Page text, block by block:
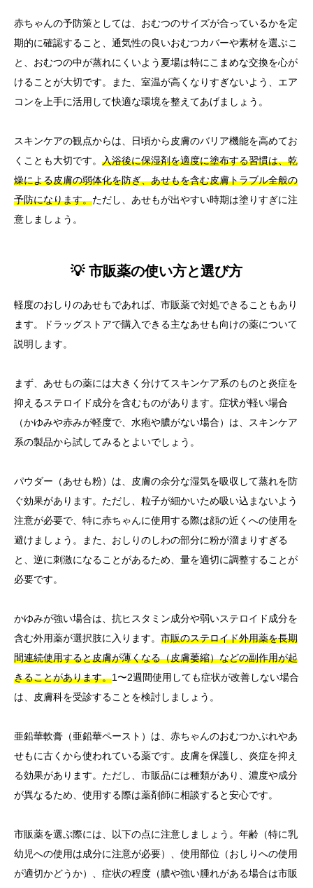
赤ちゃんの予防策としては、おむつのサイズが合っているかを定
期的に確認すること、通気性の良いおむつカバーや素材を選ぶこ
と、おむつの中が蒸れにくいよう夏場は特にこまめな交換を心が
けることが大切です。また、室温が高くなりすぎないよう、エア
コンを上手に活用して快適な環境を整えてあげましょう。
スキンケアの観点からは、日頃から皮膚のバリア機能を高めてお
くことも大切です。 入浴後に保湿剤を適度に塗布する習慣は、乾
燥による皮膚の弱体化を防ぎ、あせもを含む皮膚トラブル全般の
予防になります。ただし、あせもが出やすい時期は塗りすぎに注
意しましょう。
💡 市販薬の使い方と選び方
軽度のおしりのあせもであれば、市販薬で対処できることもあり
ます。ドラッグストアで購入できる主なあせも向けの薬について
説明します。
まず、あせもの薬には大きく分けてスキンケア系のものと炎症を
抑えるステロイド成分を含むものがあります。症状が軽い場合
（かゆみや赤みが軽度で、水疱や膿がない場合）は、スキンケア
系の製品から試してみるとよいでしょう。
パウダー（あせも粉）は、皮膚の余分な湿気を吸収して蒸れを防
ぐ効果があります。ただし、粒子が細かいため吸い込まないよう
注意が必要で、特に赤ちゃんに使用する際は顔の近くへの使用を
避けましょう。また、おしりのしわの部分に粉が溜まりすぎる
と、逆に刺激になることがあるため、量を適切に調整することが
必要です。
かゆみが強い場合は、抗ヒスタミン成分や弱いステロイド成分を
含む外用薬が選択肢に入ります。 市販のステロイド外用薬を長期
間連続使用すると皮膚が薄くなる（皮膚萎縮）などの副作用が起
きることがあります。1〜2週間使用しても症状が改善しない場合
は、皮膚科を受診することを検討しましょう。
亜鉛華軟膏（亜鉛華ペースト）は、赤ちゃんのおむつかぶれやあ
せもに古くから使われている薬です。皮膚を保護し、炎症を抑え
る効果があります。ただし、市販品には種類があり、濃度や成分
が異なるため、使用する際は薬剤師に相談すると安心です。
市販薬を選ぶ際には、以下の点に注意しましょう。年齢（特に乳
幼児への使用は成分に注意が必要）、使用部位（おしりへの使用
が適切かどうか）、症状の程度（膿や強い腫れがある場合は市販